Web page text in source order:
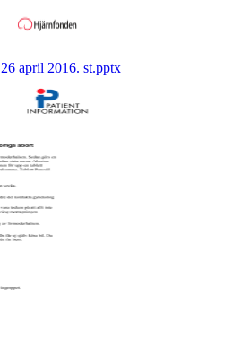
april 2016. st.pptx